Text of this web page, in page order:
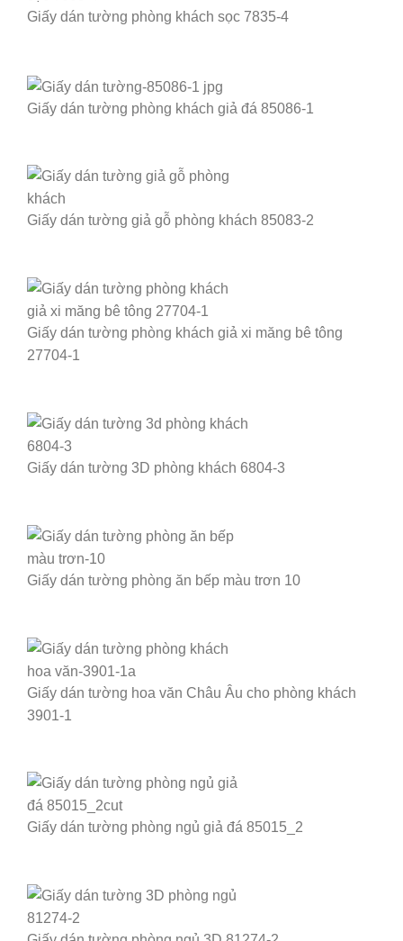
Giấy dán tường phòng khách sọc 7835-4
Giấy dán tường phòng khách giả đá 85086-1
Giấy dán tường giả gỗ phòng khách 85083-2
Giấy dán tường phòng khách giả xi măng bê tông
27704-1
Giấy dán tường 3D phòng khách 6804-3
Giấy dán tường phòng ăn bếp màu trơn 10
Giấy dán tường hoa văn Châu Âu cho phòng khách
3901-1
Giấy dán tường phòng ngủ giả đá 85015_2